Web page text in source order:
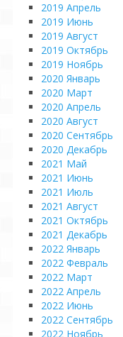
2019 Апрель
2019 Июнь
2019 Август
2019 Октябрь
2019 Ноябрь
2020 Январь
2020 Март
2020 Апрель
2020 Август
2020 Сентябрь
2020 Декабрь
2021 Май
2021 Июнь
2021 Июль
2021 Август
2021 Октябрь
2021 Декабрь
2022 Январь
2022 Февраль
2022 Март
2022 Апрель
2022 Июнь
2022 Сентябрь
2022 Ноябрь